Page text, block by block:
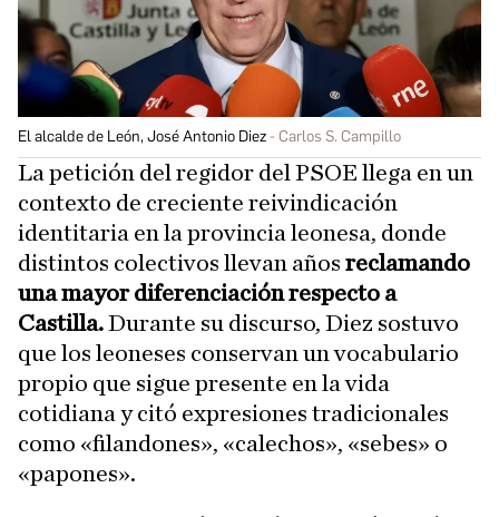
El alcalde de León, José Antonio Diez Carlos S. Campillo
La petición del regidor del PSOE llega en un
contexto de creciente reivindicación
identitaria en la provincia leonesa, donde
distintos colectivos llevan años reclamando
una mayor diferenciación respecto a
Castilla.Durante su discurso, Diez sostuvo
que los leoneses conservan un vocabulario
propio que sigue presente en la vida
cotidiana y citó expresiones tradicionales
como «filandones», «calechos», «sebes» o
«papones».